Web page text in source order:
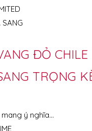
ĐỎ
TRỌNG
ý nghĩa…